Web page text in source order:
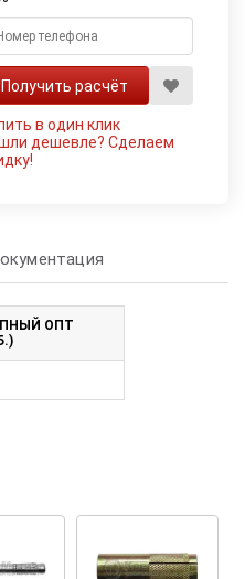
в один клик
дешевле?Сделаем
ОПТ